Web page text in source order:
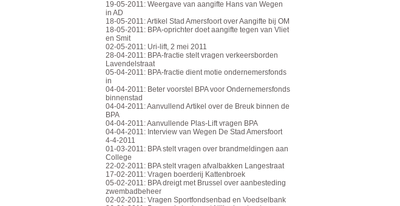
19-05-2011: Weergave van aangifte Hans van Wegen
in AD
18-05-2011: Artikel Stad Amersfoort over Aangifte bij OM
18-05-2011: BPA-oprichter doet aangifte tegen van Vliet
en Smit
02-05-2011: Uri-lift, 2 mei 2011
28-04-2011: BPA-fractie stelt vragen verkeersborden
Lavendelstraat
05-04-2011: BPA-fractie dient motie ondernemersfonds
in
04-04-2011: Beter voorstel BPA voor Ondernemersfonds
binnenstad
04-04-2011: Aanvullend Artikel over de Breuk binnen de
BPA
04-04-2011: Aanvullende Plas-Lift vragen BPA
04-04-2011: Interview van Wegen De Stad Amersfoort
4-4-2011
01-03-2011: BPA stelt vragen over brandmeldingen aan
College
22-02-2011: BPA stelt vragen afvalbakken Langestraat
17-02-2011: Vragen boerderij Kattenbroek
05-02-2011: BPA dreigt met Brussel over aanbesteding
zwembadbeheer
02-02-2011: Vragen Sportfondsenbad en Voedselbank